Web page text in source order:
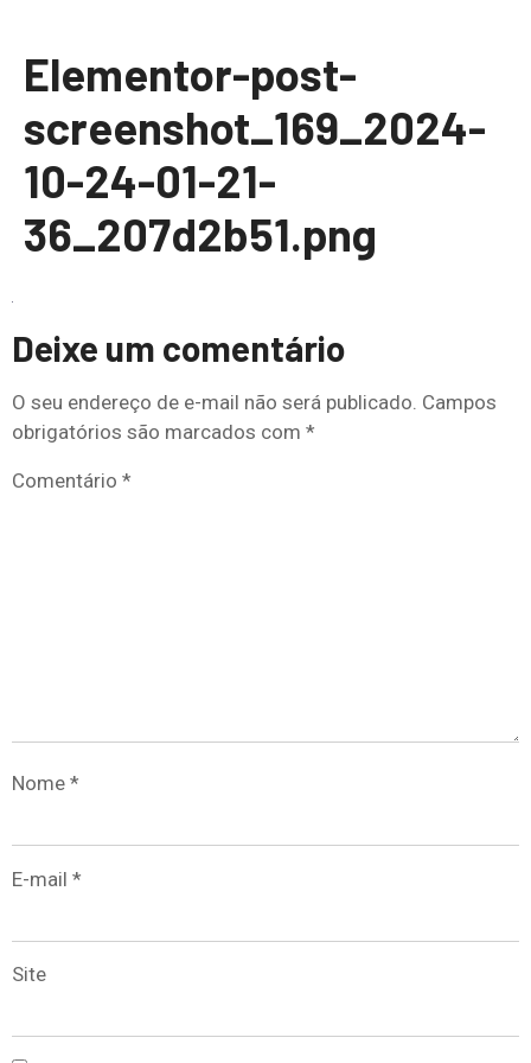
Elementor-post-
screenshot_169_2024-
10-24-01-21-
36_207d2b51.png
Deixe um comentário
O seu endereço de e-mail não será publicado. Campos
obrigatórios são marcados com *
Comentário *
Nome *
E-mail *
Site